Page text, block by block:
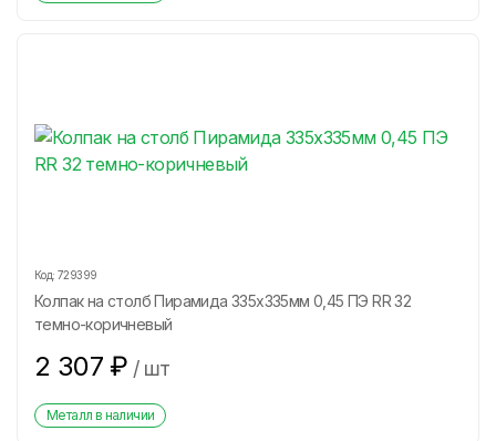
Код: 729399
Колпак на столб Пирамида 335х335мм 0,45 ПЭ RR 32
темно-коричневый
2 307 ₽ / шт
Металл в наличии